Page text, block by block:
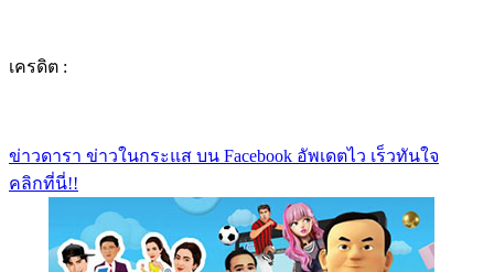
เครดิต :
ข่าวดารา ข่าวในกระแส บน Facebook อัพเดตไว เร็วทันใจ
คลิกที่นี่!!